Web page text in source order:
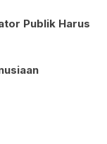
Publik Harus